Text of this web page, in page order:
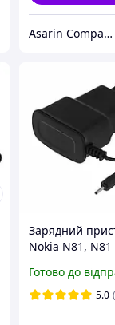
Asarin Company
Зарядний
Nokia N81, N81
Тонкий штекер
Готово до
5.0